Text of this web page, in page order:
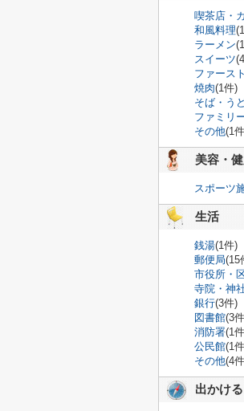
喫茶店・
和風料理
ラーメン
スイーツ
ファース
焼肉(1件)
そば・う
ファミリ
その他(1
美容・
スポーツ
生活
銭湯(1件)
郵便局(15
市役所・
寺院・神
銀行(3件)
図書館(3
消防署(1
公民館(1
その他(4
出かける